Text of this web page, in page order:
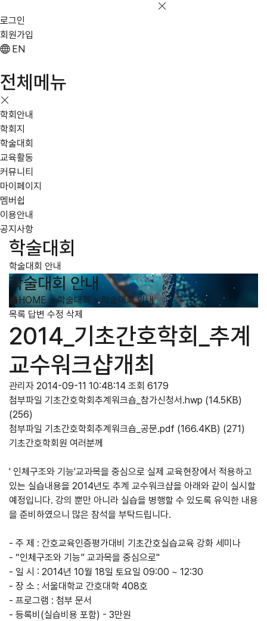
로그인
회원가입
EN
전체메뉴
학회안내
학회지
학술대회
교육활동
커뮤니티
마이페이지
멤버쉽
이용안내
공지사항
학술대회
학술대회 안내
학술대회 안내
HOME>학술대회 >학술대회 안내
목록 답변 수정 삭제
2014_기초간호학회_추계
교수워크샵개최
관리자 2014-09-11 10:48:14 조회 6179
첨부파일 기초간호학회추계워크숍_참가신청서.hwp (14.5KB)
(256)
첨부파일 기초간호학회추계워크숍_공문.pdf (166.4KB) (271)
기초간호학회원 여러분께
' 인체구조와 기능'교과목을 중심으로 실제 교육현장에서 적용하고
있는 실습내용을 2014년도 추계 교수워크샵을 아래와 같이 실시할
예정입니다. 강의 뿐만 아니라 실습을 병행할 수 있도록 유익한 내용
을 준비하였으니 많은 참석을 부탁드립니다.
- 주 제 : 간호교육인증평가대비 기초간호실습교육 강화 세미나
- “인체구조와 기능” 교과목을 중심으로"
- 일 시 : 2014년 10월 18일 토요일 09:00 ~ 12:30
- 장 소 : 서울대학교 간호대학 408호
- 프로그램 : 첨부 문서
- 등록비(실습비용 포함) - 3만원